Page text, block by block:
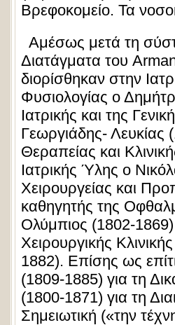
Βρεφοκομείο. Τα
Αμέσως μετά τη
Διατάγματα του
διορίσθηκαν στην
Φυσιολογίας ο
Ιατρικής και της
Γεωργιάδης- Λευκίας
Θεραπείας και
Ιατρικής Ύλης ο
Χειρουργείας και
καθηγητής της
Ολύμπιος (1802-1869),
Χειρουργικής
1882). Επίσης ως
(1809-1885) για τη
(1800-1871) για τη
Σημειωτική («την